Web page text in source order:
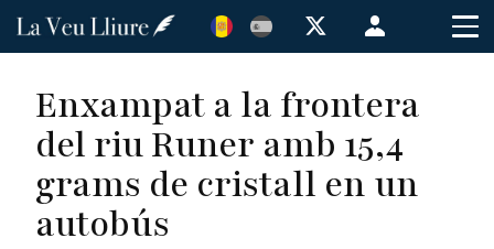
Vés
Menú
de
de
usuario
Enxampat a la frontera
del riu Runer amb 15,4
grams de cristall en un
autobús